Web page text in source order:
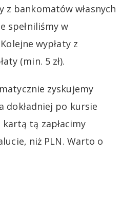
z bankomatów własnych
spełniliśmy w
wypłaty z
(min. 5 zł).
zyskujemy
dokładniej po kursie
tą zapłacimy
niż PLN. Warto o